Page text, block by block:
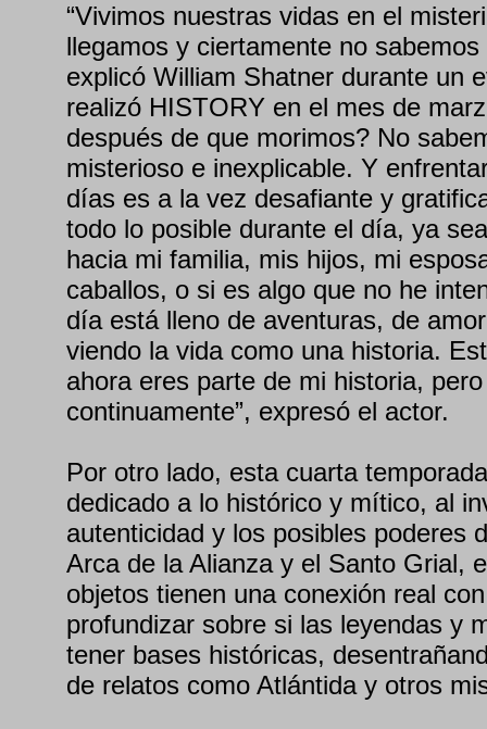
“Vivimos nuestras vidas en el
llegamos y ciertamente no
explicó William Shatner durante un
realizó HISTORY en el mes de
después de que morimos? No
misterioso e inexplicable. Y
días es a la vez desafiante y
todo lo posible durante el día, ya
hacia mi familia, mis hijos, mi
caballos, o si es algo que no he
día está lleno de aventuras, de
viendo la vida como una historia.
ahora eres parte de mi historia,
continuamente”, expresó el actor.
Por otro lado, esta cuarta
dedicado a lo histórico y mítico, al
autenticidad y los posibles poderes
Arca de la Alianza y el Santo Grial,
objetos tienen una conexión real
profundizar sobre si las leyendas y
tener bases históricas,
de relatos como Atlántida y otros